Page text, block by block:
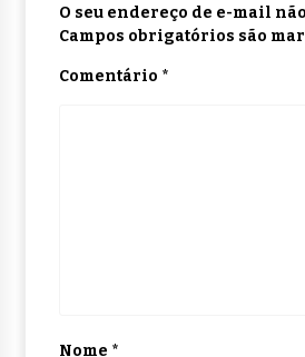
O seu endereço de e-mail
Campos obrigatórios são
Comentário *
Nome *